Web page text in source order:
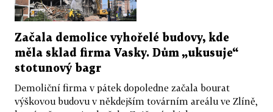
Začala demolice vyhořelé budovy, kde
měla sklad firma Vasky. Dům „ukusuje“
stotunový bagr
Demoliční firma v pátek dopoledne začala bourat
výškovou budovu v někdejším továrním areálu ve Zlíně,